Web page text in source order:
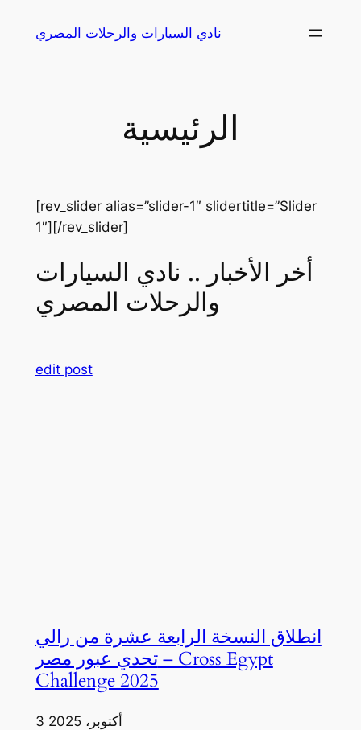
نادي السيارات والرحلات المصري
الرئيسية
[rev_slider alias=”slider-1″ slidertitle=”Slider
1″][/rev_slider]
أخر الأخبار .. نادي السيارات
والرحلات المصري
edit post
انطلاق النسخة الرابعة عشرة من رالي
تحدي عبور مصر – Cross Egypt
Challenge 2025
3 أكتوبر، 2025